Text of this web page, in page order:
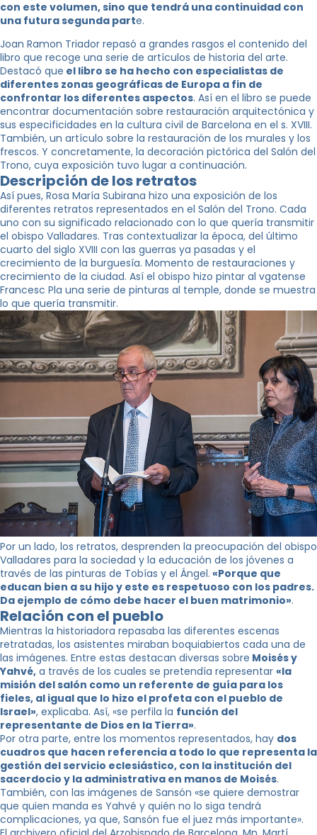
con este volumen, sino que tendrá una continuidad con
una futura segunda parte.
Joan Ramon Triador repasó a grandes rasgos el contenido del
libro que recoge una serie de artículos de historia del arte.
Destacó que el libro se ha hecho con especialistas de
diferentes zonas geográficas de Europa a fin de
confrontar los diferentes aspectos. Así en el libro se puede
encontrar documentación sobre restauración arquitectónica y
sus especificidades en la cultura civil de Barcelona en el s. XVIII.
También, un artículo sobre la restauración de los murales y los
frescos. Y concretamente, la decoración pictórica del Salón del
Trono, cuya exposición tuvo lugar a continuación.
Descripción de los retratos
Así pues, Rosa María Subirana hizo una exposición de los
diferentes retratos representados en el Salón del Trono. Cada
uno con su significado relacionado con lo que quería transmitir
el obispo Valladares. Tras contextualizar la época, del último
cuarto del siglo XVIII con las guerras ya pasadas y el
crecimiento de la burguesía. Momento de restauraciones y
crecimiento de la ciudad. Así el obispo hizo pintar al vgatense
Francesc Pla una serie de pinturas al temple, donde se muestra
lo que quería transmitir.
Por un lado, los retratos, desprenden la preocupación del obispo
Valladares para la sociedad y la educación de los jóvenes a
través de las pinturas de Tobías y el Ángel. «Porque que
educan bien a su hijo y este es respetuoso con los padres.
Da ejemplo de cómo debe hacer el buen matrimonio».
Relación con el pueblo
Mientras la historiadora repasaba las diferentes escenas
retratadas, los asistentes miraban boquiabiertos cada una de
las imágenes. Entre estas destacan diversas sobre Moisés y
Yahvé, a través de los cuales se pretendía representar «la
misión del salón como un referente de guía para los
fieles, al igual que lo hizo el profeta con el pueblo de
Israel», explicaba. Así, «se perfila la función del
representante de Dios en la Tierra».
Por otra parte, entre los momentos representados, hay dos
cuadros que hacen referencia a todo lo que representa la
gestión del servicio eclesiástico, con la institución del
sacerdocio y la administrativa en manos de Moisés.
También, con las imágenes de Sansón «se quiere demostrar
que quien manda es Yahvé y quién no lo siga tendrá
complicaciones, ya que, Sansón fue el juez más importante».